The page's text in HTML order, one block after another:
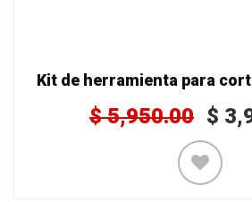
Kit de herramienta para
$5,950.00 $